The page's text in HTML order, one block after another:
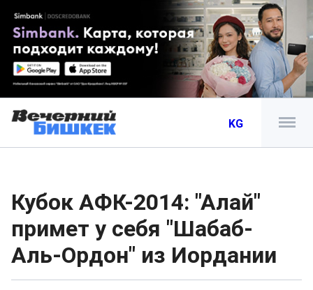
KG
Кубок АФК-2014: "Алай"
примет у себя "Шабаб-
Аль-Ордон" из Иордании